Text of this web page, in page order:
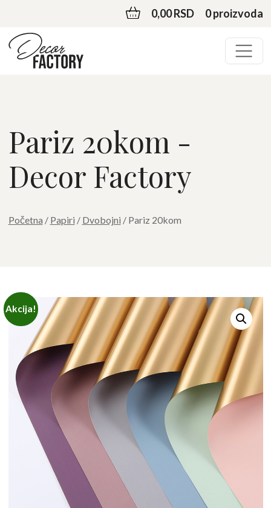
0,00 RSD 0 proizvoda
Pariz 20kom -
Decor Factory
Početna / Papiri / Dvobojni / Pariz 20kom
Akcija!